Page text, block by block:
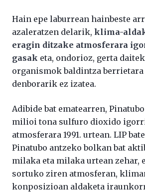
Hain epe laburrean hainbeste
azaleratzen delarik, klima-
eragin ditzake atmosferara
gasak eta, ondorioz, gerta
organismok baldintza
denborarik ez izatea.
Adibide bat ematearren,
milioi tona sulfuro dioxido
atmosferara 1991. urtean. LIP
Pinatubo antzeko bolkan bat
milaka eta milaka urtean zehar,
sortuko ziren atmosferan,
konposizioan aldaketa